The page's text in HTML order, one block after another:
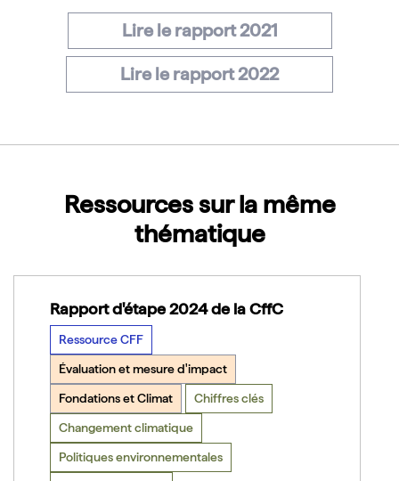
Lire le rapport 2021
Lire le rapport 2022
Ressources sur la même
thématique
Rapport d'étape 2024 de la CffC
Ressource CFF
Évaluation et mesure d'impact
Fondations et Climat Chiffres clés
Changement climatique
Politiques environnementales